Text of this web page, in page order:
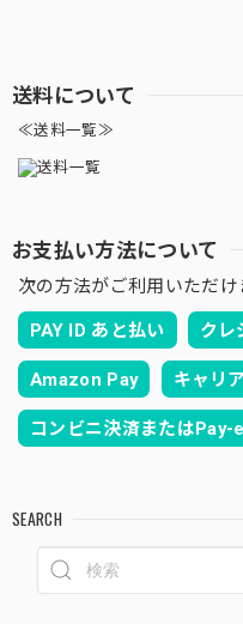
送料について
≪送料一覧≫
お支払い方法について
次の方法がご利用いただけ
PAY ID あと払い クレ
Amazon Pay キャリ
コンビニ決済またはPay-
SEARCH